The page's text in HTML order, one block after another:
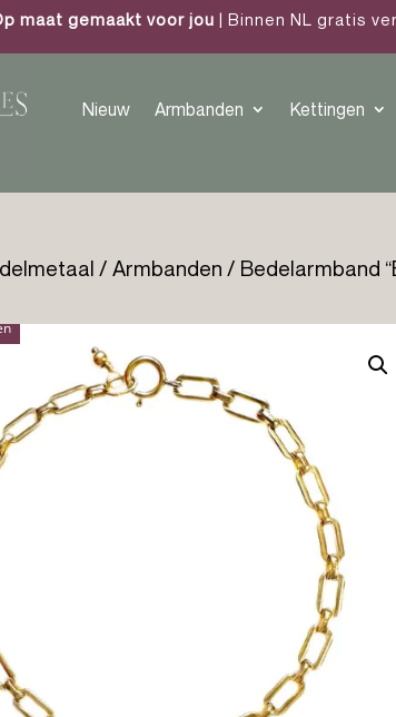
maat gemaakt voor jou | Binnen NL gratis
Nieuw Armbanden Kettingen
/Armbanden / Bedelarmband